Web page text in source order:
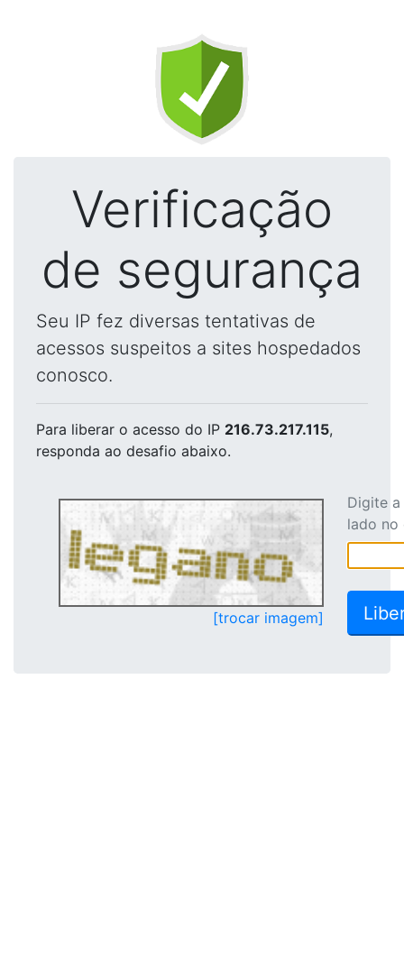
Verificação
de segurança
Seu IP fez diversas tentativas de
acessos suspeitos a sites hospedados
conosco.
Para liberar o acesso do IP 216.73.217.115,
responda ao desafio abaixo.
[trocar imagem]
Digite
lado no